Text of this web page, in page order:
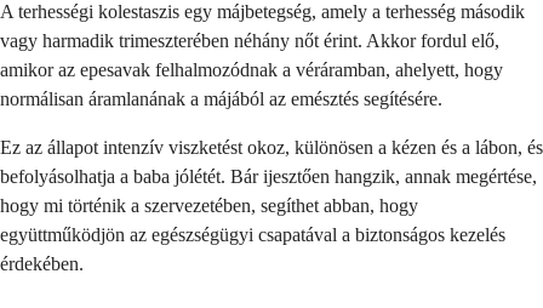
A terhességi kolestaszis egy májbetegség, amely a terhesség második
vagy harmadik trimeszterében néhány nőt érint. Akkor fordul elő,
amikor az epesavak felhalmozódnak a véráramban, ahelyett, hogy
normálisan áramlanának a májából az emésztés segítésére.
Ez az állapot intenzív viszketést okoz, különösen a kézen és a lábon, és
befolyásolhatja a baba jólétét. Bár ijesztően hangzik, annak megértése,
hogy mi történik a szervezetében, segíthet abban, hogy
együttműködjön az egészségügyi csapatával a biztonságos kezelés
érdekében.